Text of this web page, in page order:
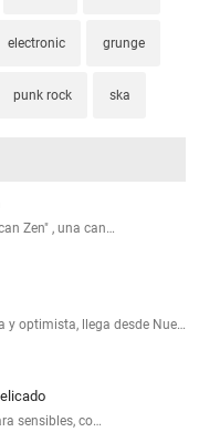
electronic grunge
punk rock ska
Zen" , una can…
y optimista, llega desde Nue…
sensibles, co…